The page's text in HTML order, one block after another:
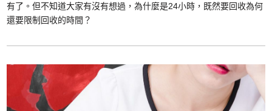
有了。但不知道大家有沒有想過，為什麼是24小時，既然要回收為何
還要限制回收的時間？